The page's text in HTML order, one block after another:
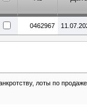
0462967
лоты по